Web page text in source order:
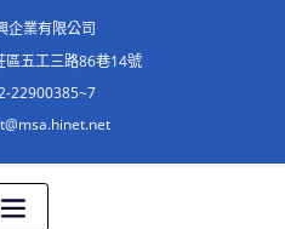
企業有限公司
區五工三路86巷14號
22900385~7